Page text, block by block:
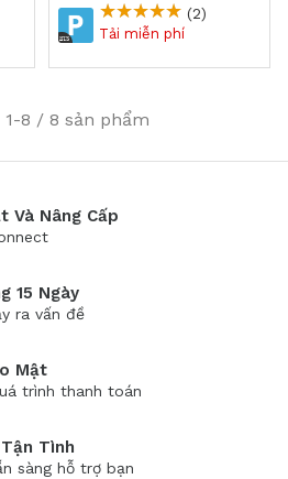
(2)
1-8 / 8 sản phẩm
Và Nâng Cấp
15 Ngày
ra vấn đề
Mật
trình thanh toán
Tình
sàng hỗ trợ bạn